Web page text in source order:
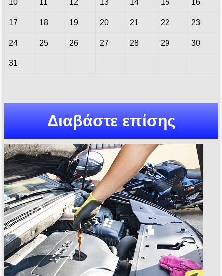
10 11 12 13 14 15 16
17 18 19 20 21 22 23
24 25 26 27 28 29 30
31
Διαβάστε επίσης